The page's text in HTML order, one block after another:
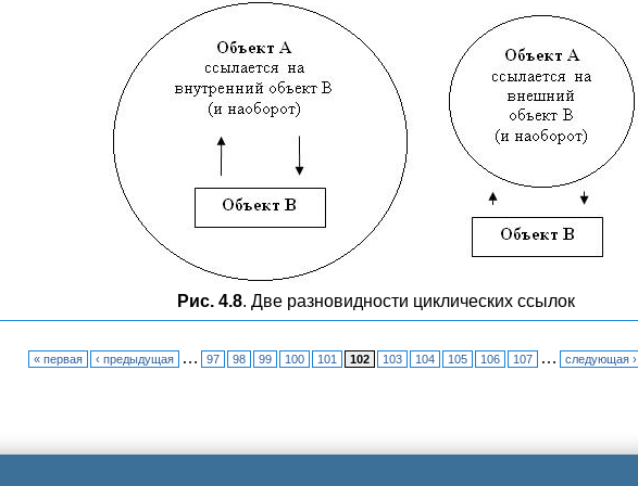
Рис. 4.8. Две разновидности циклических ссылок
« первая ‹ предыдущая … 97 98 99 100 101 102 103 104 105 106 107 … следующая ›